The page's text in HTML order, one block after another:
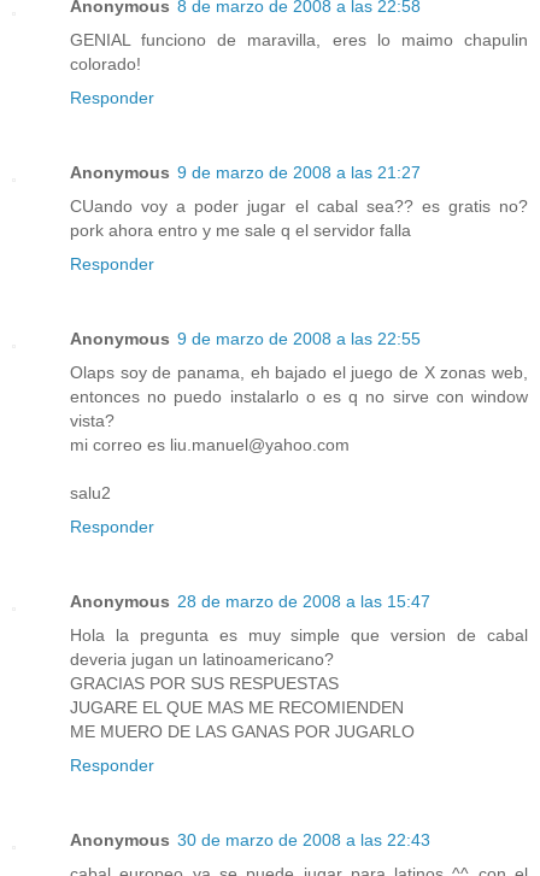
Anonymous 8 de marzo de 2008 a las 22:58
GENIAL funciono de maravilla, eres lo maimo chapulin
colorado!
Responder
Anonymous 9 de marzo de 2008 a las 21:27
CUando voy a poder jugar el cabal sea?? es gratis no?
pork ahora entro y me sale q el servidor falla
Responder
Anonymous 9 de marzo de 2008 a las 22:55
Olaps soy de panama, eh bajado el juego de X zonas web,
entonces no puedo instalarlo o es q no sirve con window
vista?
mi correo es liu.manuel@yahoo.com
salu2
Responder
Anonymous 28 de marzo de 2008 a las 15:47
Hola la pregunta es muy simple que version de cabal
deveria jugan un latinoamericano?
GRACIAS POR SUS RESPUESTAS
JUGARE EL QUE MAS ME RECOMIENDEN
ME MUERO DE LAS GANAS POR JUGARLO
Responder
Anonymous 30 de marzo de 2008 a las 22:43